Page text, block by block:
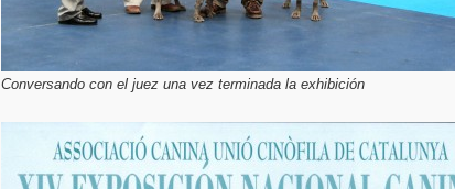
Conversando con el juez una vez terminada la exhibición